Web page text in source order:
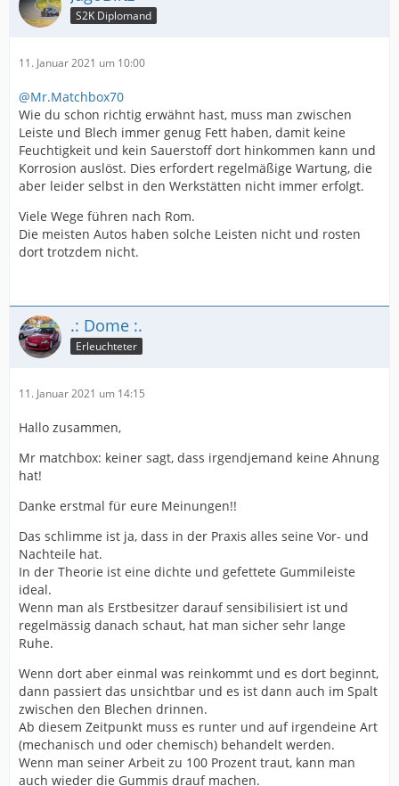
S2K Diplomand
11. Januar 2021 um 10:00
@Mr.Matchbox70
Wie du schon richtig erwähnt hast, muss man zwischen
Leiste und Blech immer genug Fett haben, damit keine
Feuchtigkeit und kein Sauerstoff dort hinkommen kann und
Korrosion auslöst. Dies erfordert regelmäßige Wartung, die
aber leider selbst in den Werkstätten nicht immer erfolgt.
Viele Wege führen nach Rom.
Die meisten Autos haben solche Leisten nicht und rosten
dort trotzdem nicht.
.: Dome :.
Erleuchteter
11. Januar 2021 um 14:15
Hallo zusammen,
Mr matchbox: keiner sagt, dass irgendjemand keine Ahnung
hat!
Danke erstmal für eure Meinungen!!
Das schlimme ist ja, dass in der Praxis alles seine Vor- und
Nachteile hat.
In der Theorie ist eine dichte und gefettete Gummileiste
ideal.
Wenn man als Erstbesitzer darauf sensibilisiert ist und
regelmässig danach schaut, hat man sicher sehr lange
Ruhe.
Wenn dort aber einmal was reinkommt und es dort beginnt,
dann passiert das unsichtbar und es ist dann auch im Spalt
zwischen den Blechen drinnen.
Ab diesem Zeitpunkt muss es runter und auf irgendeine Art
(mechanisch und oder chemisch) behandelt werden.
Wenn man seiner Arbeit zu 100 Prozent traut, kann man
auch wieder die Gummis drauf machen.